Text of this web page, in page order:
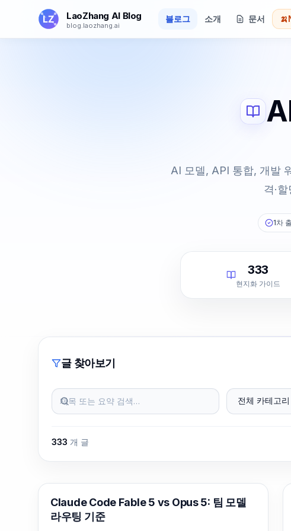
본문으로 건너뛰기
LaoZhang AI Blog
blog.laozhang.ai
블로그 소개 문서 🍌
AI 모델, API 통합, 개발
격·
1차
333
현지화 가이드
글 찾아보기
제목 또는 요약 검색… 전체 카테고리
333 개 글
Claude Code
Claude Code Fable 5 vs Opus 5: 팀 모델
라우팅 기준